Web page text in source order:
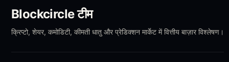
Blockcircle टीम
क्रिप्टो, शेयर, कमोडिटी, कीमती धातु और प्रेडिक्शन मार्केट में वित्तीय बाज़ार विश्लेषण।